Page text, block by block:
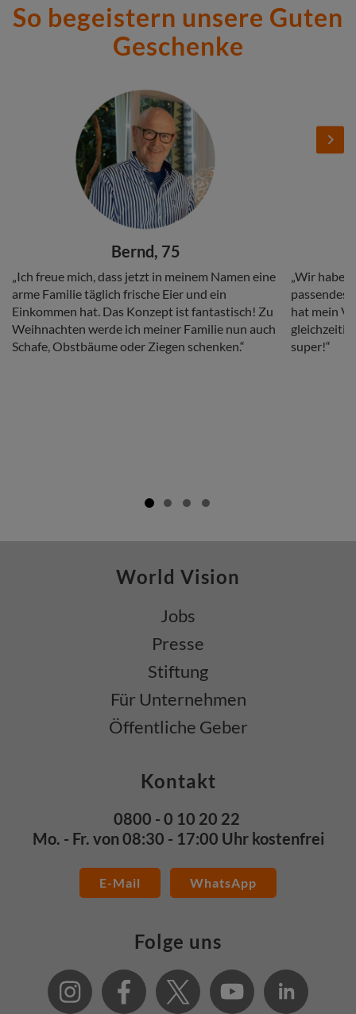
So begeistern unsere Guten
Geschenke
Bernd, 75
Copy
„Ich freue mich, dass jetzt in meinem Namen eine
arme Familie täglich frische Eier und ein
Einkommen hat. Das Konzept ist fantastisch! Zu
Weihnachten werde ich meiner Familie nun auch
Schafe, Obstbäume oder Ziegen schenken.“
Copy
„Wir
passendes
hat mein
gleichzeitig
super!“
Next
World Vision
Jobs
Presse
Stiftung
Für Unternehmen
Öffentliche Geber
Kontakt
0800 - 0 10 20 22
Mo. - Fr. von 08:30 - 17:00 Uhr kostenfrei
E-Mail WhatsApp
Folge uns